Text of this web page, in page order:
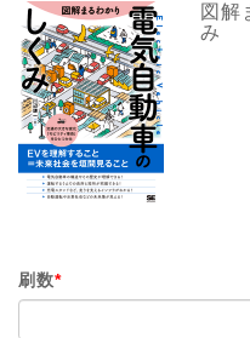
図解
み
刷数*